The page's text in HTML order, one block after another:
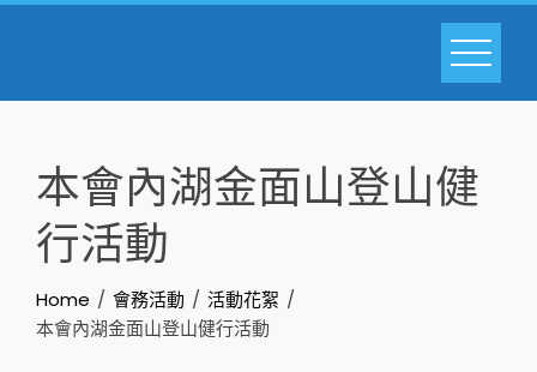
Skip
本會內湖金面山登山健
行活動
Home 會務活動
活動花絮
本會內湖金面山登山健行活動